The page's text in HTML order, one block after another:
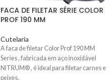
FACA DE FILETAR SÉRIE COLOR
PROF 190 MM
Cutelaria
A faca de filetar Color Prof 190 MM
Series , fabricada em aço inoxidável
NITRUM® , é ideal para filetar carnes e
peixes.